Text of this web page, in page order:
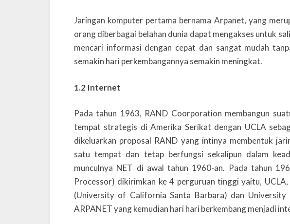
Jaringan komputer pertama bernama Arpanet, yang
orang diberbagai belahan dunia dapat mengakses untuk
mencari informasi dengan cepat dan sangat mudah
semakin hari perkembangannya semakin meningkat.
1.2 Internet
Pada tahun 1963, RAND Coorporation membangun
tempat strategis di Amerika Serikat dengan UCLA
dikeluarkan proposal RAND yang intinya membentuk
satu tempat dan tetap berfungsi sekalipun dalam
munculnya NET di awal tahun 1960-an. Pada tahun
Processor) dikirimkan ke 4 perguruan tinggi yaitu,
(University of California Santa Barbara) dan
ARPANET yang kemudian hari hari berkembang menjadi